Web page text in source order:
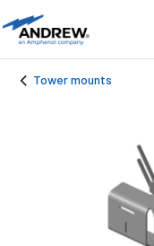
Tower mounts